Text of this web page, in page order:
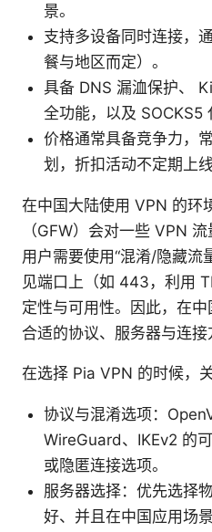
景。
支持多设备同时连接，
餐与地区而定）。
具备 DNS 漏洫保护、
全功能，以及 SOCKS5
价格通常具备竞争力，
划，折扣活动不定期上线
在中国大陆使用 VPN 的环
（GFW）会对一些 VPN
用户需要使用“混淆/隐藏流
见端口上（如 443，利用
定性与可用性。因此，在
合适的协议、服务器与连接
在选择 Pia VPN 的时候，
协议与混淆选项：
WireGuard、IKEv2 的
或隐匿连接选项。
服务器选择：优先选择
好、并且在中国应用场